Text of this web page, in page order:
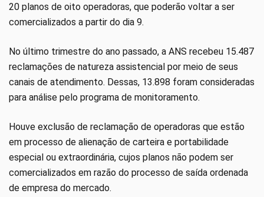
20 planos de oito operadoras, que poderão voltar a ser
comercializados a partir do dia 9.
No último trimestre do ano passado, a ANS recebeu 15.487
reclamações de natureza assistencial por meio de seus
canais de atendimento. Dessas, 13.898 foram consideradas
para análise pelo programa de monitoramento.
Houve exclusão de reclamação de operadoras que estão
em processo de alienação de carteira e portabilidade
especial ou extraordinária, cujos planos não podem ser
comercializados em razão do processo de saída ordenada
de empresa do mercado.